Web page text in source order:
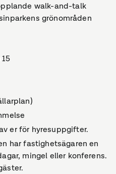
walk-and-talk
grönområden
er för hyresuppgifter.
har fastighetsägaren en
mingel eller konferens.